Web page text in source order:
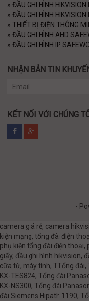
» ĐẦU GHI HÌNH HIKVISION
» ĐẦU GHI HÌNH HIKVISION
» THIẾT BỊ ĐIỆN THÔNG
» ĐẦU GHI HÌNH AHD
» ĐẦU GHI HÌNH IP
NHẬN BẢN TIN
KẾT NỐI VỚI CHÚNG
-
camera giá rẻ, camera
kiện mạng, tổng đài điện
phụ kiện tổng đài điện thoại,
giấy, đầu ghi hình hikvision,
cữa từ, máy tính, TTổng đài,
KX-TES824, Tổng đài
KX-NS300, Tổng đài
đài Siemens Hipath 1190,